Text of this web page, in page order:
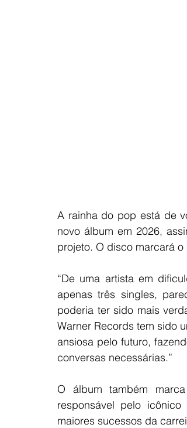
A rainha do pop está de
novo álbum em 2026,
projeto. O disco marcará
“De uma artista em
apenas três singles,
poderia ter sido mais
Warner Records tem sido
ansiosa pelo futuro,
conversas necessárias.”
O álbum também
responsável pelo
maiores sucessos da